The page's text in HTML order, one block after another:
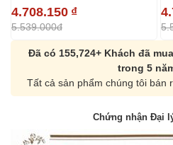
4.708.150 ₫
5.539.000đ
Đã có 155,724+ Khách đã
trong 5
Tất cả sản phẩm chúng tôi bán
Chứng nhận Đại